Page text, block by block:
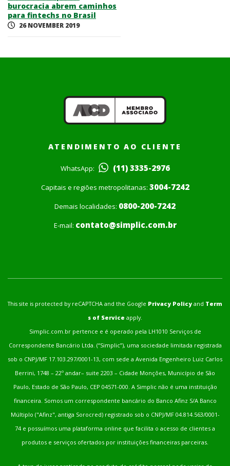
burocracia abrem caminhos
para fintechs no Brasil
26 NOVEMBER 2019
ATENDIMENTO AO CLIENTE
WhatsApp: (11) 3335-2976
Capitais e regiões metropolitanas: 3004-7242
Demais localidades: 0800-200-7242
E-mail: contato@simplic.com.br
This site is protected by reCAPTCHA and the Google Privacy Policy and Term
s of Service apply.
Simplic.com.br pertence e é operado pela LH1010 Serviços de
Correspondente Bancário Ltda. (“Simplic”), uma sociedade limitada registrada
sob o CNPJ/MF 17.103.297/0001-13, com sede a Avenida Engenheiro Luiz Carlos
Berrini, 1748 – 22º andar– suite 2203 – Cidade Monções, Município de São
Paulo, Estado de São Paulo, CEP 04571-000. A Simplic não é uma instituição
financeira. Somos um correspondente bancário do Banco Afinz S/A Banco
Múltiplo ("Afinz", antiga Sorocred) registrado sob o CNPJ/MF 04.814.563/0001-
74 e possuímos uma plataforma online que facilita o acesso de clientes a
produtos e serviços ofertados por instituições financeiras parceiras.